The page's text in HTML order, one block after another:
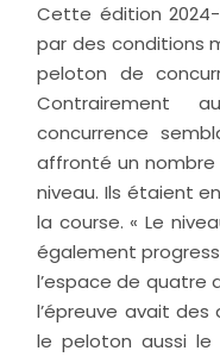
Cette édition
par des conditions
peloton de
Contrairement
concurrence
affronté un
niveau. Ils étaient
la course. « Le niveau de l’ensemble de la flotte a
également
l’espace de quatre
l’épreuve avait des
le peloton aussi le